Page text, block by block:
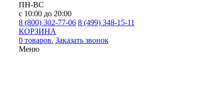
ПН-ВС
с 10:00 до 20:00
8 (800) 302-77-06 8 (499) 348-15-11
КОРЗИНА
0 товаров. Заказать звонок
Меню